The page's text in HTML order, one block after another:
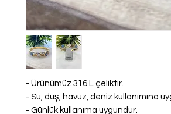
- Ürünümüz 316 L çeliktir.
- Su, duş, havuz, deniz kullanımına
- Günlük kullanıma uygundur.